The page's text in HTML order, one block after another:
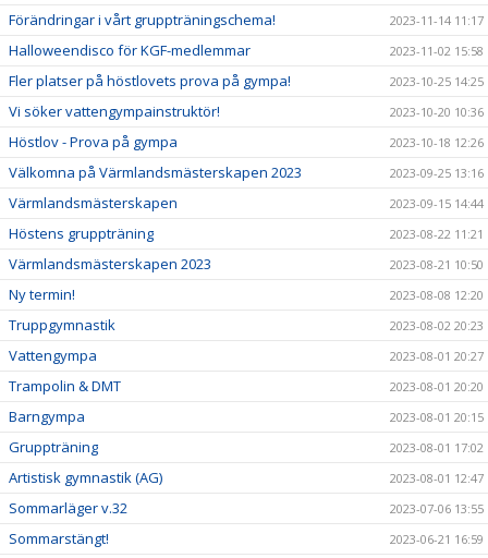
Förändringar i vårt gruppträningschema! 2023-11-14 11:17
Halloweendisco för KGF-medlemmar 2023-11-02 15:58
Fler platser på höstlovets prova på gympa! 2023-10-25 14:25
Vi söker vattengympainstruktör! 2023-10-20 10:36
Höstlov - Prova på gympa 2023-10-18 12:26
Välkomna på Värmlandsmästerskapen 2023 2023-09-25 13:16
Värmlandsmästerskapen 2023-09-15 14:44
Höstens gruppträning 2023-08-22 11:21
Värmlandsmästerskapen 2023 2023-08-21 10:50
Ny termin! 2023-08-08 12:20
Truppgymnastik 2023-08-02 20:23
Vattengympa 2023-08-01 20:27
Trampolin & DMT 2023-08-01 20:20
Barngympa 2023-08-01 20:15
Gruppträning 2023-08-01 17:02
Artistisk gymnastik (AG) 2023-08-01 12:47
Sommarläger v.32 2023-07-06 13:55
Sommarstängt! 2023-06-21 16:59